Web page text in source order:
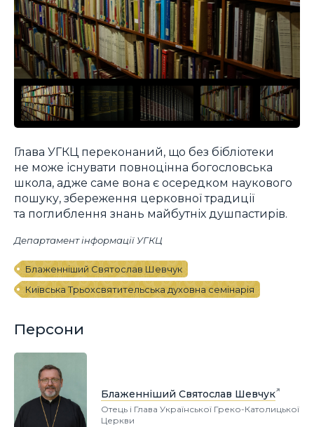
Глава УГКЦ переконаний, що без бібліотеки
не може існувати повноцінна богословська
школа, адже саме вона є осередком наукового
пошуку, збереження церковної традиції
та поглиблення знань майбутніх душпастирів.
Департамент інформації УГКЦ
Блаженніший Святослав Шевчук
Київська Трьохсвятительська духовна семінарія
Персони
Блаженніший Святослав Шевчук
Отець і Глава Української Греко-Католицької
Церкви